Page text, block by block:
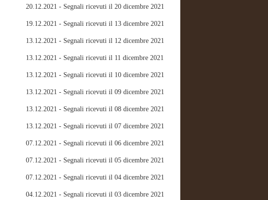
20.12.2021 - Segnali ricevuti il 20 dicembre 2021
19.12.2021 - Segnali ricevuti il 13 dicembre 2021
13.12.2021 - Segnali ricevuti il 12 dicembre 2021
13.12.2021 - Segnali ricevuti il 11 dicembre 2021
13.12.2021 - Segnali ricevuti il 10 dicembre 2021
13.12.2021 - Segnali ricevuti il 09 dicembre 2021
13.12.2021 - Segnali ricevuti il 08 dicembre 2021
13.12.2021 - Segnali ricevuti il 07 dicembre 2021
07.12.2021 - Segnali ricevuti il 06 dicembre 2021
07.12.2021 - Segnali ricevuti il 05 dicembre 2021
07.12.2021 - Segnali ricevuti il 04 dicembre 2021
04.12.2021 - Segnali ricevuti il 03 dicembre 2021